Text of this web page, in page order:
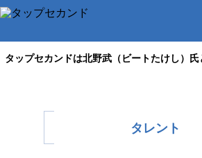
タップセカンドは北野武（ビートたけし）氏
タレント